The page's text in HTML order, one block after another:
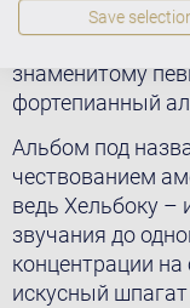
узнал (и
время, но это
знаменитому
фортепианный
Альбом под
чествованием
ведь Хельбоку –
звучания до
концентрации на
искусный
Save